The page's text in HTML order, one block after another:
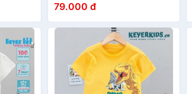
chữ đẹp đơn giãn SZ39
79.000 đ